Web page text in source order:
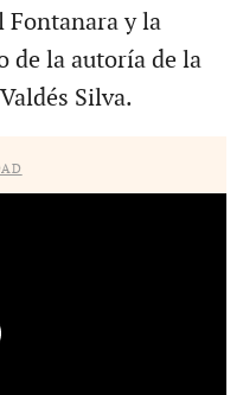
Fontanara y la
de la autoría de la
Silva.